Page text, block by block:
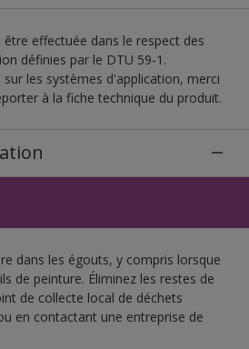
effectuée dans le respect des
définies par le DTU 59-1.
les systèmes d'application, merci
à la fiche technique du produit.
dans les égouts, y compris lorsque
de peinture. Éliminez les restes de
de collecte local de déchets
en contactant une entreprise de